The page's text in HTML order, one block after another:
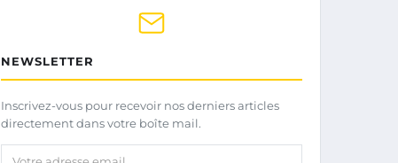
NEWSLETTER
Inscrivez-vous pour recevoir nos derniers articles
directement dans votre boîte mail.
Votre adresse email